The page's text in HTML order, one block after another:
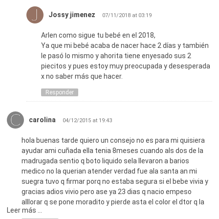
Tengo fe en Dios q todo estara bien. Saludos y cuidense
Jossy jimenez 07/11/2018 at 03:19
Arlen como sigue tu bebé en el 2018,
Ya que mi bebé acaba de nacer hace 2 días y también
le pasó lo mismo y ahorita tiene enyesado sus 2
piecitos y pues estoy muy preocupada y desesperada
x no saber más que hacer.
Responder
carolina 04/12/2015 at 19:43
hola buenas tarde quiero un consejo no es para mi quisiera
ayudar ami cuñada ella tenia 8meses cuando als dos de la
madrugada sentio q boto liquido sela llevaron a barios
medico no la querian atender verdad fue ala santa an mi
suegra tuvo q firmar porq no estaba segura si el bebe vivia y
gracias adios vivio pero ase ya 23 dias q nacio empeso
alllorar q se pone moradito y pierde asta el color el dtor q la
vio le dijo q era malcriadese q se llamabacianosis al llorar
Leer más ...